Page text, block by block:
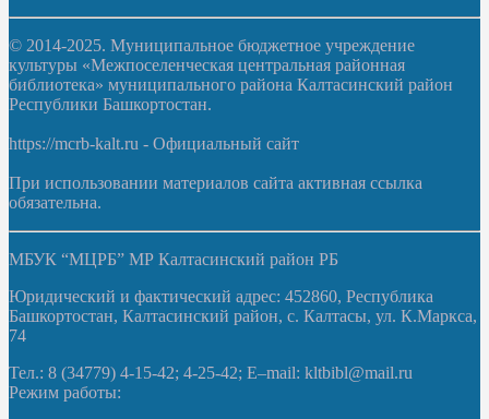
© 2014-2025. Муниципальное бюджетное учреждение
культуры «Межпоселенческая центральная районная
библиотека» муниципального района Калтасинский район
Республики Башкортостан.
https://mcrb-kalt.ru - Официальный сайт
При использовании материалов сайта активная ссылка
обязательна.
МБУК “МЦРБ” МР Калтасинский район РБ
Юридический и фактический адрес: 452860, Республика
Башкортостан, Калтасинский район, с. Калтасы, ул. К.Маркса,
74
Тел.: 8 (34779) 4-15-42; 4-25-42; E–mail: kltbibl@mail.ru
Режим работы: